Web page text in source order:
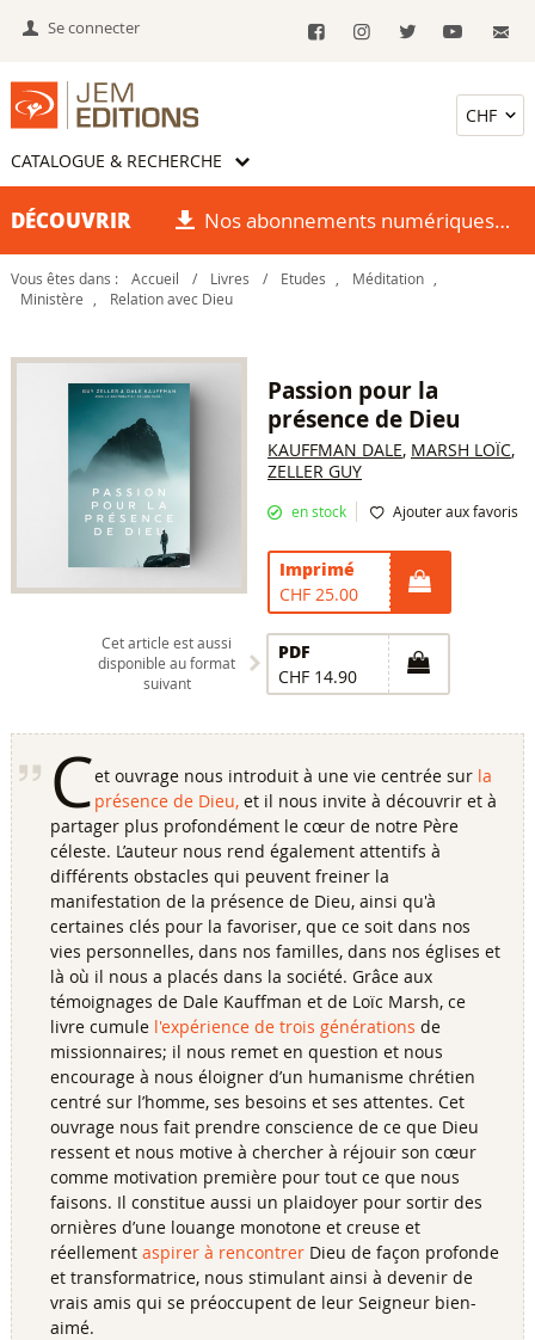
Se connecter
CATALOGUE & RECHERCHE
DÉCOUVRIR Nos abonnements numériques
Vous êtes dans : Accueil / Livres / Etudes Méditation
Ministère
Relation avec Dieu
Passion pour la
présence de Dieu
KAUFFMAN DALE, MARSH LOÏC,
ZELLER GUY
en stock Ajouter aux favoris
Imprimé
CHF 25.00
Cet article est aussi
disponible au format
suivant
PDF
CHF 14.90
Cet ouvrage nous introduit à une vie centrée sur la
présence de Dieu,et il nous invite à découvrir et à
partager plus profondément le cœur de notre Père
céleste. L’auteur nous rend également attentifs à
différents obstacles qui peuvent freiner la
manifestation de la présence de Dieu, ainsi qu'à
certaines clés pour la favoriser, que ce soit dans nos
vies personnelles, dans nos familles, dans nos églises et
là où il nous a placés dans la société. Grâce aux
témoignages de Dale Kauffman et de Loïc Marsh, ce
livre cumule l'expérience de trois générations de
missionnaires; il nous remet en question et nous
encourage à nous éloigner d’un humanisme chrétien
centré sur l’homme, ses besoins et ses attentes. Cet
ouvrage nous fait prendre conscience de ce que Dieu
ressent et nous motive à chercher à réjouir son cœur
comme motivation première pour tout ce que nous
faisons. Il constitue aussi un plaidoyer pour sortir des
ornières d’une louange monotone et creuse et
réellement aspirer à rencontrer Dieu de façon profonde
et transformatrice, nous stimulant ainsi à devenir de
vrais amis qui se préoccupent de leur Seigneur bien-
aimé.